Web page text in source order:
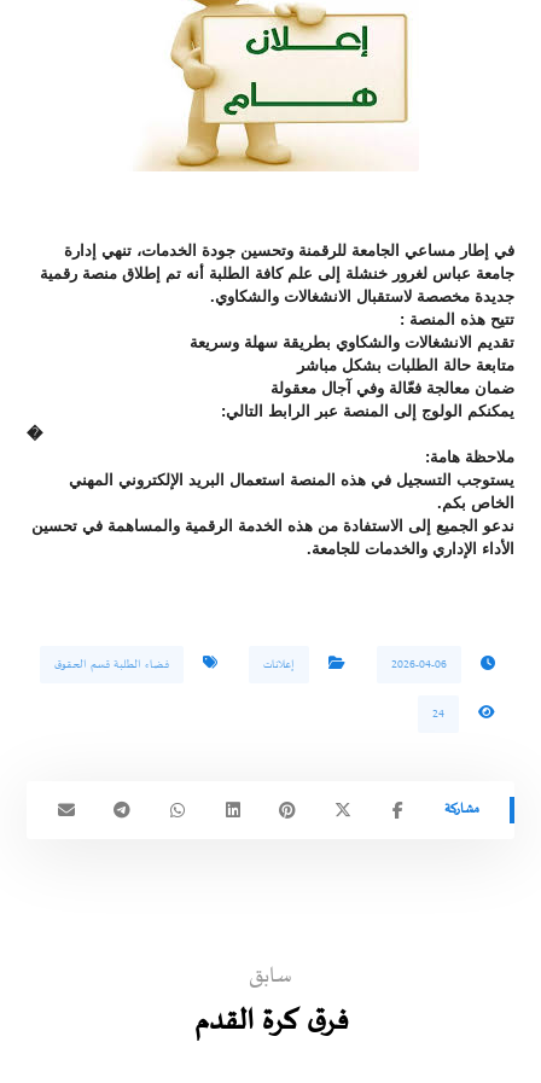
في إطار مساعي الجامعة للرقمنة وتحسين جودة الخدمات، تنهي إدارة
جامعة عباس لغرور خنشلة إلى علم كافة الطلبة أنه تم إطلاق منصة رقمية
جديدة مخصصة لاستقبال الانشغالات والشكاوي.
تتيح هذه المنصة :
تقديم الانشغالات والشكاوي بطريقة سهلة وسريعة
متابعة حالة الطلبات بشكل مباشر
ضمان معالجة فعّالة وفي آجال معقولة
يمكنكم الولوج إلى المنصة عبر الرابط التالي:
⁠�
ملاحظة هامة:
يستوجب التسجيل في هذه المنصة استعمال البريد الإلكتروني المهني
الخاص بكم.
ندعو الجميع إلى الاستفادة من هذه الخدمة الرقمية والمساهمة في تحسين
الأداء الإداري والخدمات للجامعة.
2026-04-06 إعلانات فضاء الطلبة قسم الحقوق
24
سابق
فرق كرة القدم